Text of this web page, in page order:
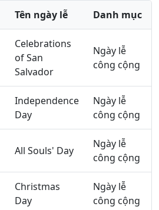
Tên ngày lễ Danh mục
Celebrations
of San
Salvador
Ngày lễ
công cộng
Independence
Day
Ngày lễ
công cộng
All Souls' Day
Ngày lễ
công cộng
Christmas
Day
Ngày lễ
công cộng